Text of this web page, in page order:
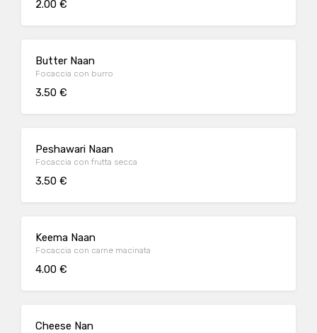
2.00 €
Butter Naan
Focaccia con burro
3.50 €
Peshawari Naan
Focaccia con frutta secca
3.50 €
Keema Naan
Focaccia con carne macinata
4.00 €
Cheese Nan